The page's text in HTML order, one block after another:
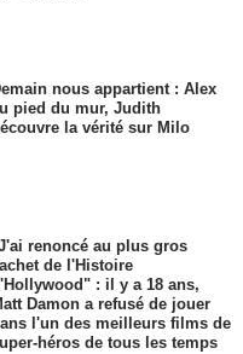
nous appartient : Alex
pied du mur, Judith
la vérité sur Milo
renoncé au plus gros
de l'Histoire
: il y a 18 ans,
Damon a refusé de jouer
l'un des meilleurs films de
héros de tous les temps